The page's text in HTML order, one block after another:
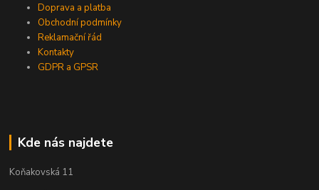
Doprava a platba
Obchodní podmínky
Reklamační řád
Kontakty
GDPR a GPSR
Kde nás najdete
Koňakovská 11